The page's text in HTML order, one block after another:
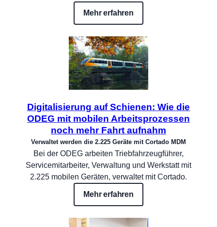
Mehr erfahren
Digitalisierung auf Schienen: Wie die
ODEG mit mobilen Arbeitsprozessen
noch mehr Fahrt aufnahm
Verwaltet werden die 2.225 Geräte mit Cortado MDM
Bei der ODEG arbeiten Triebfahrzeugführer,
Servicemitarbeiter, Verwaltung und Werkstatt mit
2.225 mobilen Geräten, verwaltet mit Cortado.
Mehr erfahren